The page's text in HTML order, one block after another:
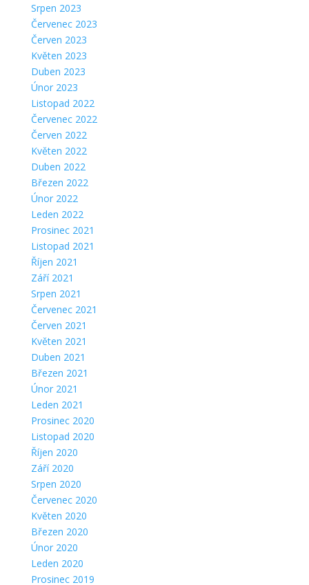
Srpen 2023
Červenec 2023
Červen 2023
Květen 2023
Duben 2023
Únor 2023
Listopad 2022
Červenec 2022
Červen 2022
Květen 2022
Duben 2022
Březen 2022
Únor 2022
Leden 2022
Prosinec 2021
Listopad 2021
Říjen 2021
Září 2021
Srpen 2021
Červenec 2021
Červen 2021
Květen 2021
Duben 2021
Březen 2021
Únor 2021
Leden 2021
Prosinec 2020
Listopad 2020
Říjen 2020
Září 2020
Srpen 2020
Červenec 2020
Květen 2020
Březen 2020
Únor 2020
Leden 2020
Prosinec 2019